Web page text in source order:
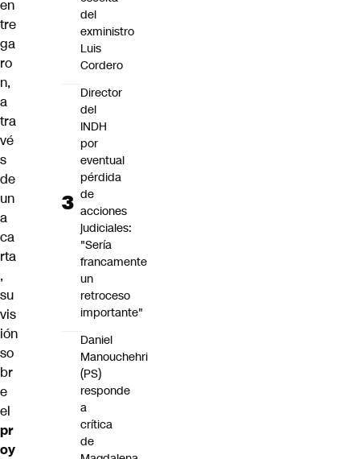
en
tre
ga
ro
n,
a
tra
vé
s
de
un
a
ca
rta
,
su
vis
ión
so
br
e
el
pr
oy
del
exministro
Luis
Cordero
Director
del
INDH
por
eventual
pérdida
de
acciones
judiciales:
"Sería
francamente
un
retroceso
importante"
Daniel
Manouchehri
(PS)
responde
a
crítica
de